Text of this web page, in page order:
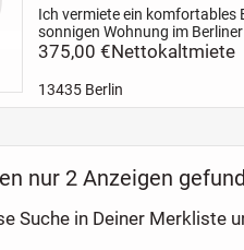
Ich vermiete ein komfortables
sonnigen Wohnung im
und U-Bahn, Bus), gute
375,00 €Nettokaltmiete
13435 Berlin
nur 2 Anzeigen
Suche in Deiner Merkliste